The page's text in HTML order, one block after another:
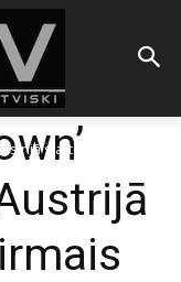
startē ERC pirmais